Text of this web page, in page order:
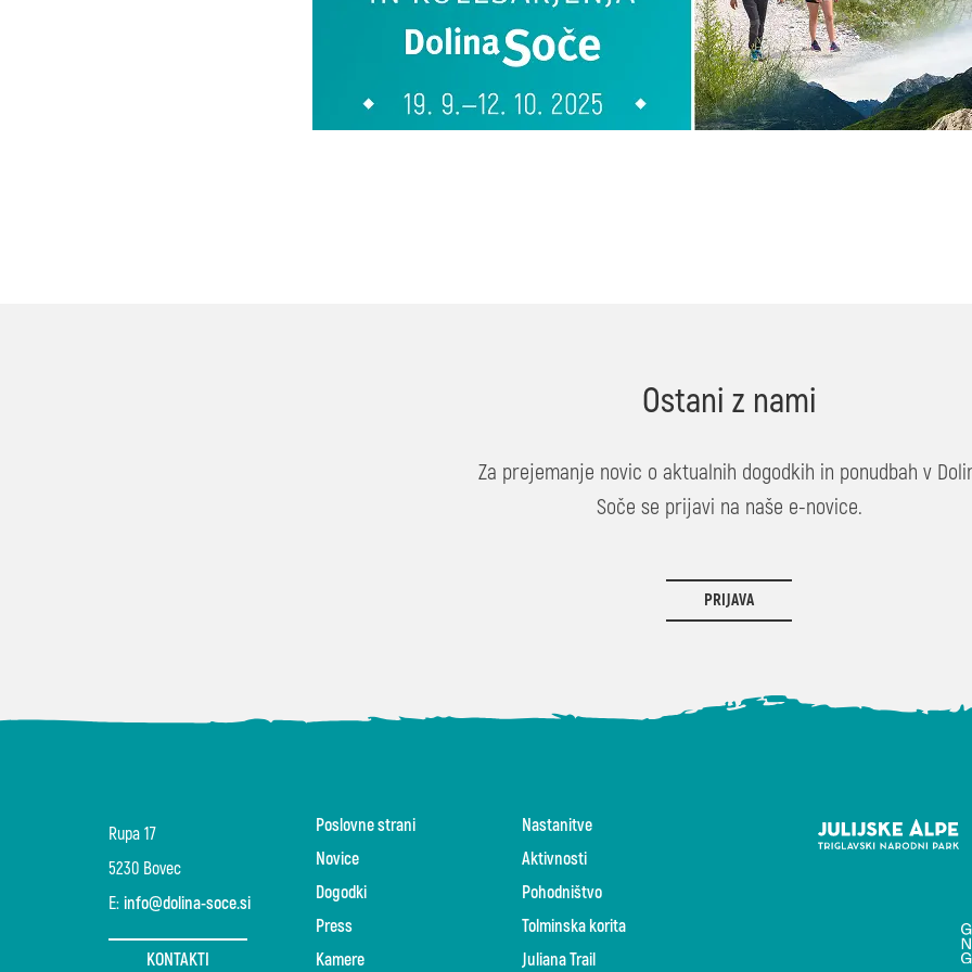
Ostani z nami
Za prejemanje novic o aktualnih dogodkih in ponudbah v
Soče se prijavi na naše e-novice.
PRIJAVA
Rupa 17
5230 Bovec
E: info@dolina-soce.si
KONTAKTI
Poslovne strani
Novice
Dogodki
Press
Kamere
Nastanitve
Aktivnosti
Pohodništvo
Tolminska korita
Juliana Trail